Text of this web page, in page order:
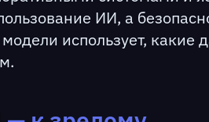
ИИ, а
использует,